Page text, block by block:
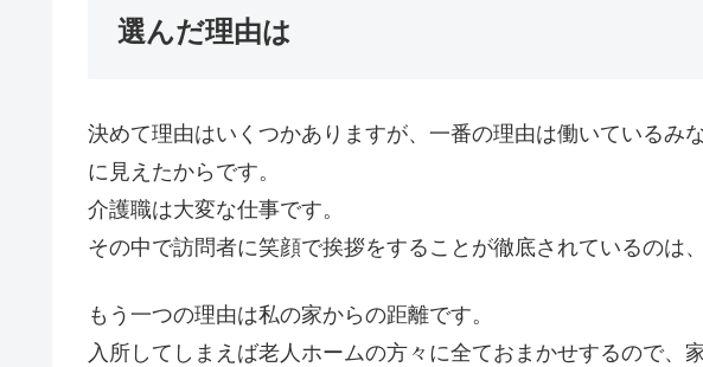
選んだ理由は
決めて理由はいくつかありますが、一番の理由は働いているみ
に見えたからです。
介護職は大変な仕事です。
その中で訪問者に笑顔で挨拶をすることが徹底されているのは
もう一つの理由は私の家からの距離です。
入所してしまえば老人ホームの方々に全ておまかせするので、